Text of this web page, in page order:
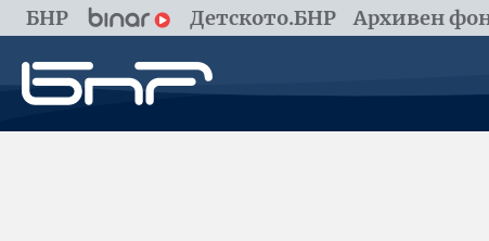
БНР Детското.БНР Архивен